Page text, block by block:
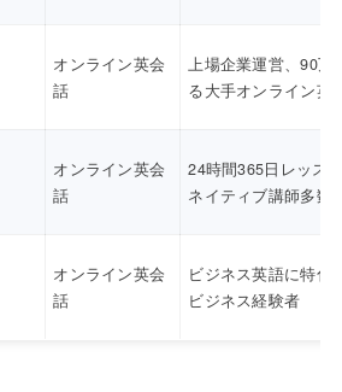
オンライン英会
話
上場企業運営、90万
る大手オンライン英
オンライン英会
話
24時間365日レッス
ネイティブ講師多数
オンライン英会
話
ビジネス英語に特化
ビジネス経験者